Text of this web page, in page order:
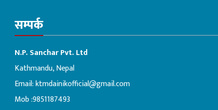
सम्पर्क
N.P. Sanchar Pvt. Ltd
Kathmandu, Nepal
Email:ktmdainikofficial@gmail.com
Mob :9851187493